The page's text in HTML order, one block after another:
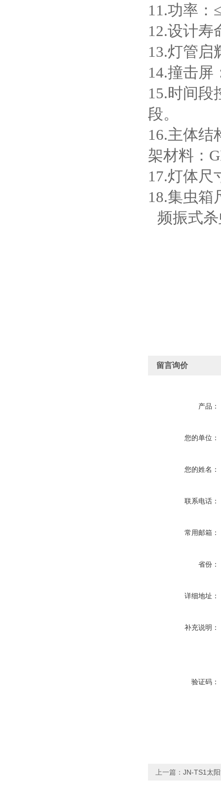
11.功率：
12.设计寿
13.灯管启
14.撞击屏
15.时间段
段。
16.主体结
架材料：
17.灯体尺
18.集虫箱
频振式
留言询价
产品：
您的单位：
您的姓名：
联系电话：
常用邮箱：
省份：
详细地址：
补充说明：
验证码：
上一篇： JN-TS1太